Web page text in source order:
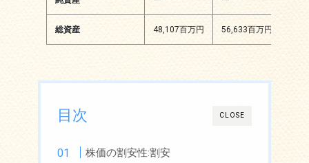
総資産 48,107百万円 56,633百万円
CLOSE
目次
株価の割安性:割安